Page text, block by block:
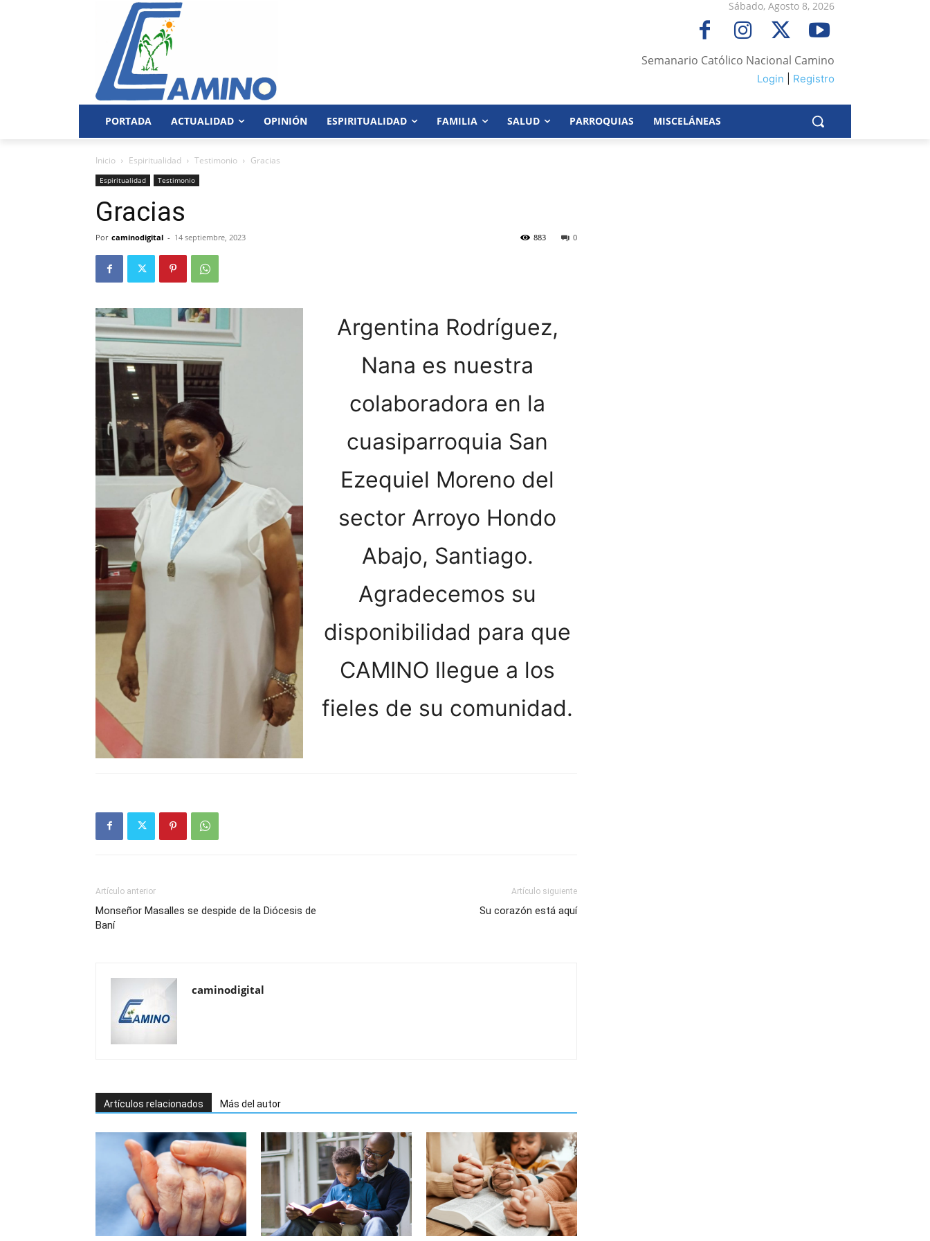
Sábado, Agosto 8, 2026
Semanario Católico Nacional Camino
Login Registro
PORTADA ACTUALIDAD OPINIÓN ESPIRITUALIDAD FAMILIA SALUD PARROQUIAS MISCELÁNEAS
Inicio Espiritualidad Testimonio Gracias
Espiritualidad Testimonio
Gracias
Por caminodigital - 14 septiembre, 2023 0
883
Argentina Rodríguez,
Nana es nuestra
colaboradora en la
cuasiparroquia San
Ezequiel Moreno del
sector Arroyo Hondo
Abajo, Santiago.
Agradecemos su
disponibilidad para que
CAMINO llegue a los
fieles de su comunidad.
Artículo anterior
Monseñor Masalles se despide de la Diócesis de
Baní
Artículo siguiente
Su corazón está aquí
caminodigital
Artículos relacionados Más del autor